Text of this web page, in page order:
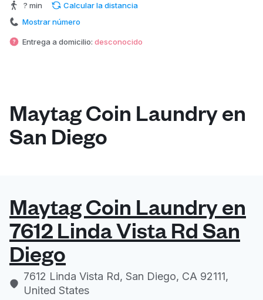
? min
Calcular la distancia
Mostrar número
Entrega a domicilio: desconocido
Maytag Coin Laundry en
San Diego
Maytag Coin Laundry en
7612 Linda Vista Rd San
Diego
7612 Linda Vista Rd, San Diego, CA 92111,
United States